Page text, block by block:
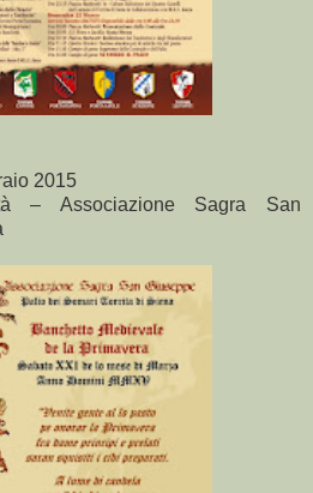
2015
– Associazione Sagra San